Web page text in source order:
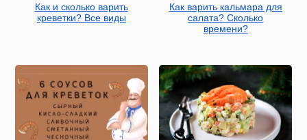
Как и сколько варить
креветки? Все виды
Как варить кальмара для
салата? Сколько
времени?